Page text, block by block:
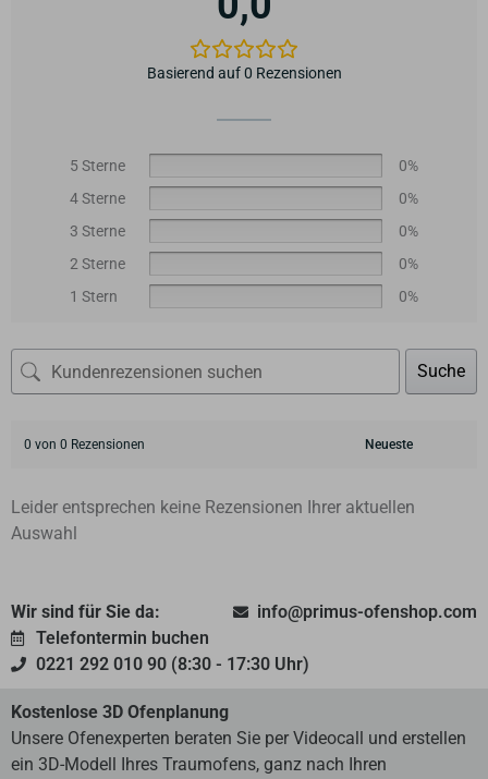
Basierend auf 0 Rezensionen
5 Sterne
0%
4 Sterne
0%
3 Sterne
0%
2 Sterne
0%
1 Stern
0%
Suche
0 von 0 Rezensionen
Leider entsprechen keine Rezensionen Ihrer aktuellen
Auswahl
Wir sind für Sie da:
info@primus-ofenshop.com
Telefontermin buchen
0221 292 010 90 (8:30 - 17:30 Uhr)
Kostenlose 3D Ofenplanung
Unsere Ofenexperten beraten Sie per Videocall und erstellen
ein 3D-Modell Ihres Traumofens, ganz nach Ihren